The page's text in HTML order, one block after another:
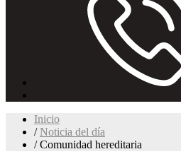
Inicio
Noticia del día
Comunidad hereditaria